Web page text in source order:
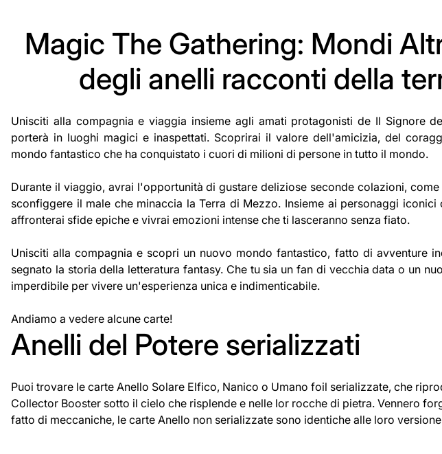
Magic The Gathering: Mondi
degli anelli racconti della
Unisciti alla compagnia e viaggia insieme agli amati protagonisti de Il Signore
porterà in luoghi magici e inaspettati. Scoprirai il valore dell'amicizia, del
mondo fantastico che ha conquistato i cuori di milioni di persone in tutto il mondo.
Durante il viaggio, avrai l'opportunità di gustare deliziose seconde colazioni,
sconfiggere il male che minaccia la Terra di Mezzo. Insieme ai personaggi iconici
affronterai sfide epiche e vivrai emozioni intense che ti lasceranno senza fiato.
Unisciti alla compagnia e scopri un nuovo mondo fantastico, fatto di avventure
segnato la storia della letteratura fantasy. Che tu sia un fan di vecchia data o un
imperdibile per vivere un'esperienza unica e indimenticabile.
Andiamo a vedere alcune carte!
Anelli del Potere serializzati
Puoi trovare le carte Anello Solare Elfico, Nanico o Umano foil serializzate, che
Collector Booster sotto il cielo che risplende e nelle lor rocche di pietra. Vennero
fatto di meccaniche, le carte Anello non serializzate sono identiche alle loro